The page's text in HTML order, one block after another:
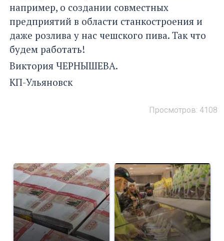
например, о создании совместных
предприятий в области станкостроения и
даже розлива у нас чешского пива. Так что
будем работать!
Виктория ЧЕРНЫШЕВА.
КП-Ульяновск
Просмотров: 4108